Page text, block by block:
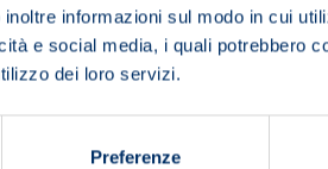
informazioni sul modo in cui
e social media, i quali potrebbero
dei loro servizi.
Preferenze